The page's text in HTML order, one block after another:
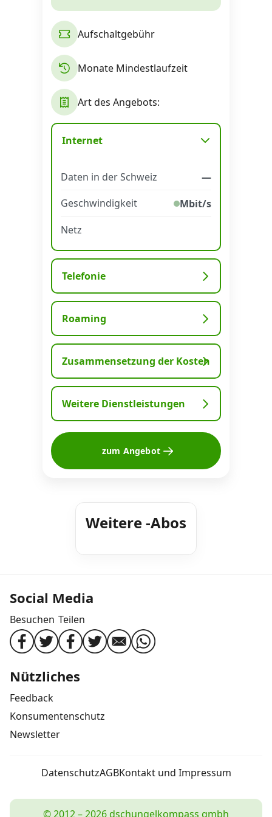
Alle Mobile-Vergleiche
Internet, TV, Telefon
Kombi-Angebote
Aktionen
Über uns
Datenschutz
Aufschaltgebühr
Monate Mindestlaufzeit
Art des Angebots:
Internet
Daten in der Schweiz
—
Geschwindigkeit
Mbit/s
Netz
Telefonie
Roaming
Zusammensetzung der Kosten
Weitere Dienstleistungen
zum Angebot
Weitere -Abos
Social Media
Besuchen Teilen
Nützliches
Feedback
Konsumentenschutz
Newsletter
DatenschutzAGBKontakt und Impressum
© 2012 – 2026 dschungelkompass gmbh